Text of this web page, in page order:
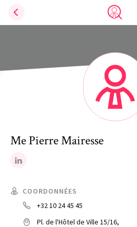
Trouve
MePierreMairesse
LinkedIn
COORDONNÉES
+32 10 24 45 45
Pl. de l'Hôtel de Ville 15/16,